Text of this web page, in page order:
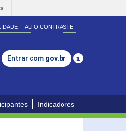
ALTO CONTRASTE
Entrar com gov.br
Indicadores